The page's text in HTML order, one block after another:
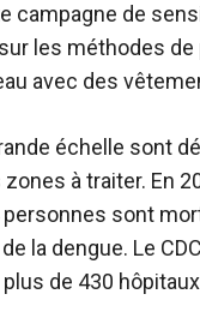
campagne de
les méthodes
avec des
échelle sont
à traiter. En
sont
la dengue. Le
de 430